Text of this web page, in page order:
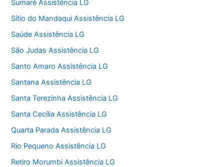
Sumaré Assistência LG
Sítio do Mandaqui Assistência LG
Saúde Assistência LG
São Judas Assistência LG
Santo Amaro Assistência LG
Santana Assistência LG
Santa Terezinha Assistência LG
Santa Cecília Assistência LG
Quarta Parada Assistência LG
Rio Pequeno Assistência LG
Retiro Morumbi Assistência LG